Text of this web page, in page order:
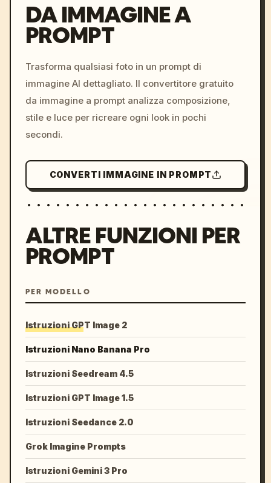
colors, 8k --v 6.0
DA IMMAGINE A
PROMPT
Trasforma qualsiasi foto in un prompt di
immagine AI dettagliato. Il convertitore gratuito
da immagine a prompt analizza composizione,
stile e luce per ricreare ogni look in pochi
secondi.
CONVERTI IMMAGINE IN PROMPT
ALTRE FUNZIONI PER
PROMPT
PER MODELLO
Istruzioni GPT Image 2
Istruzioni Nano Banana Pro
Istruzioni Seedream 4.5
Istruzioni GPT Image 1.5
Istruzioni Seedance 2.0
Grok Imagine Prompts
Istruzioni Gemini 3 Pro